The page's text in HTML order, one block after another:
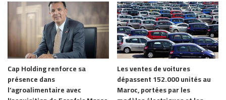
Cap Holding renforce sa
présence dans
l’agroalimentaire avec
Les ventes de voitures
dépassent 152.000 unités au
Maroc, portées par les